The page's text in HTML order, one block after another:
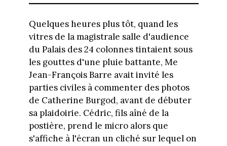
Quelques heures plus tôt, quand les
vitres de la magistrale salle d'audience
du Palais des 24 colonnes tintaient sous
les gouttes d'une pluie battante, Me
Jean-François Barre avait invité les
parties civiles à commenter des photos
de Catherine Burgod, avant de débuter
sa plaidoirie. Cédric, fils aîné de la
postière, prend le micro alors que
s'affiche à l'écran un cliché sur lequel on